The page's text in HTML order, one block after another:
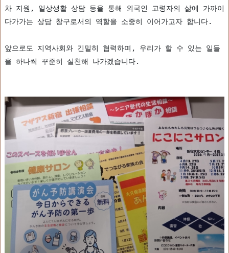
차 지원, 일상생활 상담 등을 통해 외국인 고령자의 삶에 가까이
다가가는 상담 창구로서의 역할을 소중히 이어가고자 합니다.
앞으로도 지역사회와 긴밀히 협력하며, 우리가 할 수 있는 일들
을 하나씩 꾸준히 실천해 나가겠습니다.